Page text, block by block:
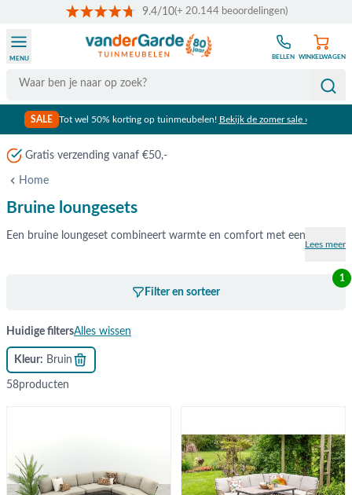
9.4/10(+ 20.144 beoordelingen)
Search
MENU BELLEN WINKELWAGEN
SALE Tot wel 50% korting op tuinmeubelen! Bekijk de zomer sale ›
Meer dan 80 jaar ervaring
Home
Bruine loungesets
Een bruine loungeset combineert warmte en comfort met een
Lees meer
Filter en sorteer
1
Huidige filtersAlles wissen
Kleur Bruin
58producten